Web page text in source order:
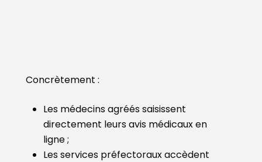
Concrètement :
Les médecins agréés saisissent
directement leurs avis médicaux en
ligne ;
Les services préfectoraux accèdent